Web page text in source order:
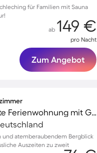
für Familien mit Sauna
ab 149 €
pro Nacht
Zum Angebot
Kinderfreundliche charmante Ferienwohnung mit Garten und Grill | Gartenblick
und atemberaubendem Bergblick
Auszeiten zu zweit